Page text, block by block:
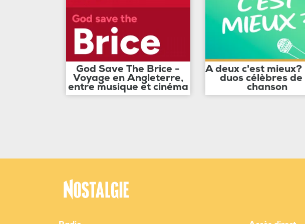
God Save The Brice -
Voyage en Angleterre,
entre musique et cinéma
A deux c'est mieux?
duos célèbres de
chanson